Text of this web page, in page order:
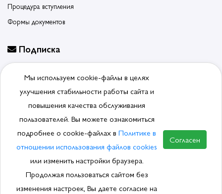
Процедура вступления
Формы документов
Подписка
Отписаться от рассылки
© 2026, Ассоциация производителей и поставщиков
сантехники.Политика обработки ПДн
Мы используем cookie-файлы в целях
улучшения стабильности работы сайта и
повышения качества обслуживания
пользователей. Вы можете ознакомиться
подробнее о cookie-файлах в Политике в
отношении использования файлов cookies
или изменить настройки браузера.
Продолжая пользоваться сайтом без
изменения настроек, Вы даете согласие на
Согласен